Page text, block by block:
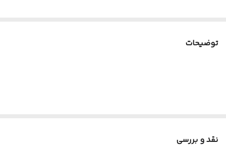
توضیحات
نقد و بررسی